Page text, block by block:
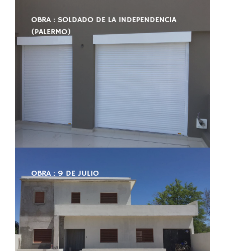
OBRA : SOLDADO DE LA INDEPENDENCIA
(PALERMO)
OBRA : 9 DE JULIO